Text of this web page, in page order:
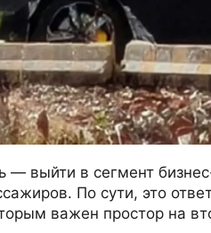
— выйти в сегмент
По сути, это
важен простор на